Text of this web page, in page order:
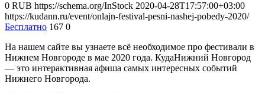
0 RUB https://schema.org/InStock 2020-04-28T17:57:00+03:00
https://kudann.ru/event/onlajn-festival-pesni-nashej-pobedy-2020/
Бесплатно 167 0
На нашем сайте вы узнаете всё необходимое про фестивали в
Нижнем Новгороде в мае 2020 года. КудаНижний Новгород
— это интерактивная афиша самых интересных событий
Нижнего Новгорода.